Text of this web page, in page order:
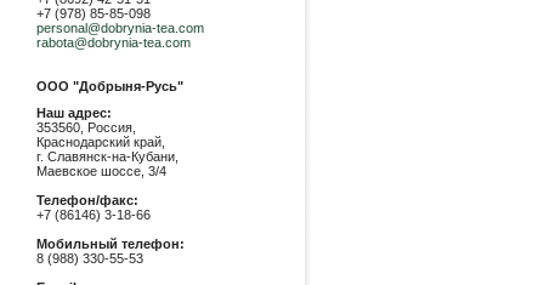
+7 (978) 85-85-098
personal@dobrynia-tea.com
rabota@dobrynia-tea.com
ООО "Добрыня-Русь"
Наш адрес:
353560, Россия,
Краснодарский край,
г. Славянск-на-Кубани,
Маевское шоссе, 3/4
Телефон/факс:
+7 (86146) 3-18-66
Мобильный телефон:
8 (988) 330-55-53